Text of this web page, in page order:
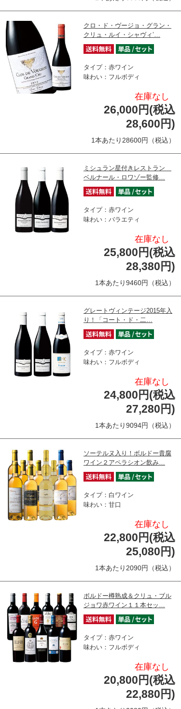
クロ・ド・ヴージョ・グラン・
クリュ・ルイ・シャヴィ’…
タイプ：赤ワイン
味わい：フルボディ
在庫なし
26,000円(税込
28,600円)
1本あたり28600円（税込）
ミシュラン星付きレストラン
ベルナール・ロワゾー監修…
タイプ：赤ワイン
味わい：バラエティ
在庫なし
25,800円(税込
28,380円)
1本あたり9460円（税込）
グレートヴィンテージ2015年入
り！「コート・ド・二…
タイプ：赤ワイン
味わい：フルボディ
在庫なし
24,800円(税込
27,280円)
1本あたり9094円（税込）
ソーテルヌ入り！ボルドー貴腐
ワイン２アペラシオン飲み…
タイプ：白ワイン
味わい：甘口
在庫なし
22,800円(税込
25,080円)
1本あたり2090円（税込）
ボルドー樽熟成＆クリュ・ブル
ジョワ赤ワイン１１本セッ…
タイプ：赤ワイン
味わい：フルボディ
在庫なし
20,800円(税込
22,880円)